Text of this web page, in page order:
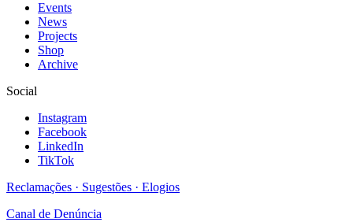
Events
News
Projects
Shop
Archive
Social
Instagram
Facebook
LinkedIn
TikTok
Reclamações · Sugestões · Elogios
Canal de Denúncia